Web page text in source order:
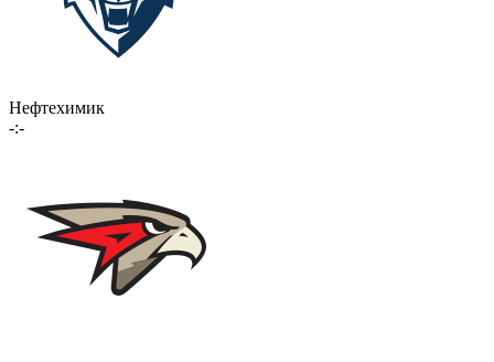
Нефтехимик
-:-